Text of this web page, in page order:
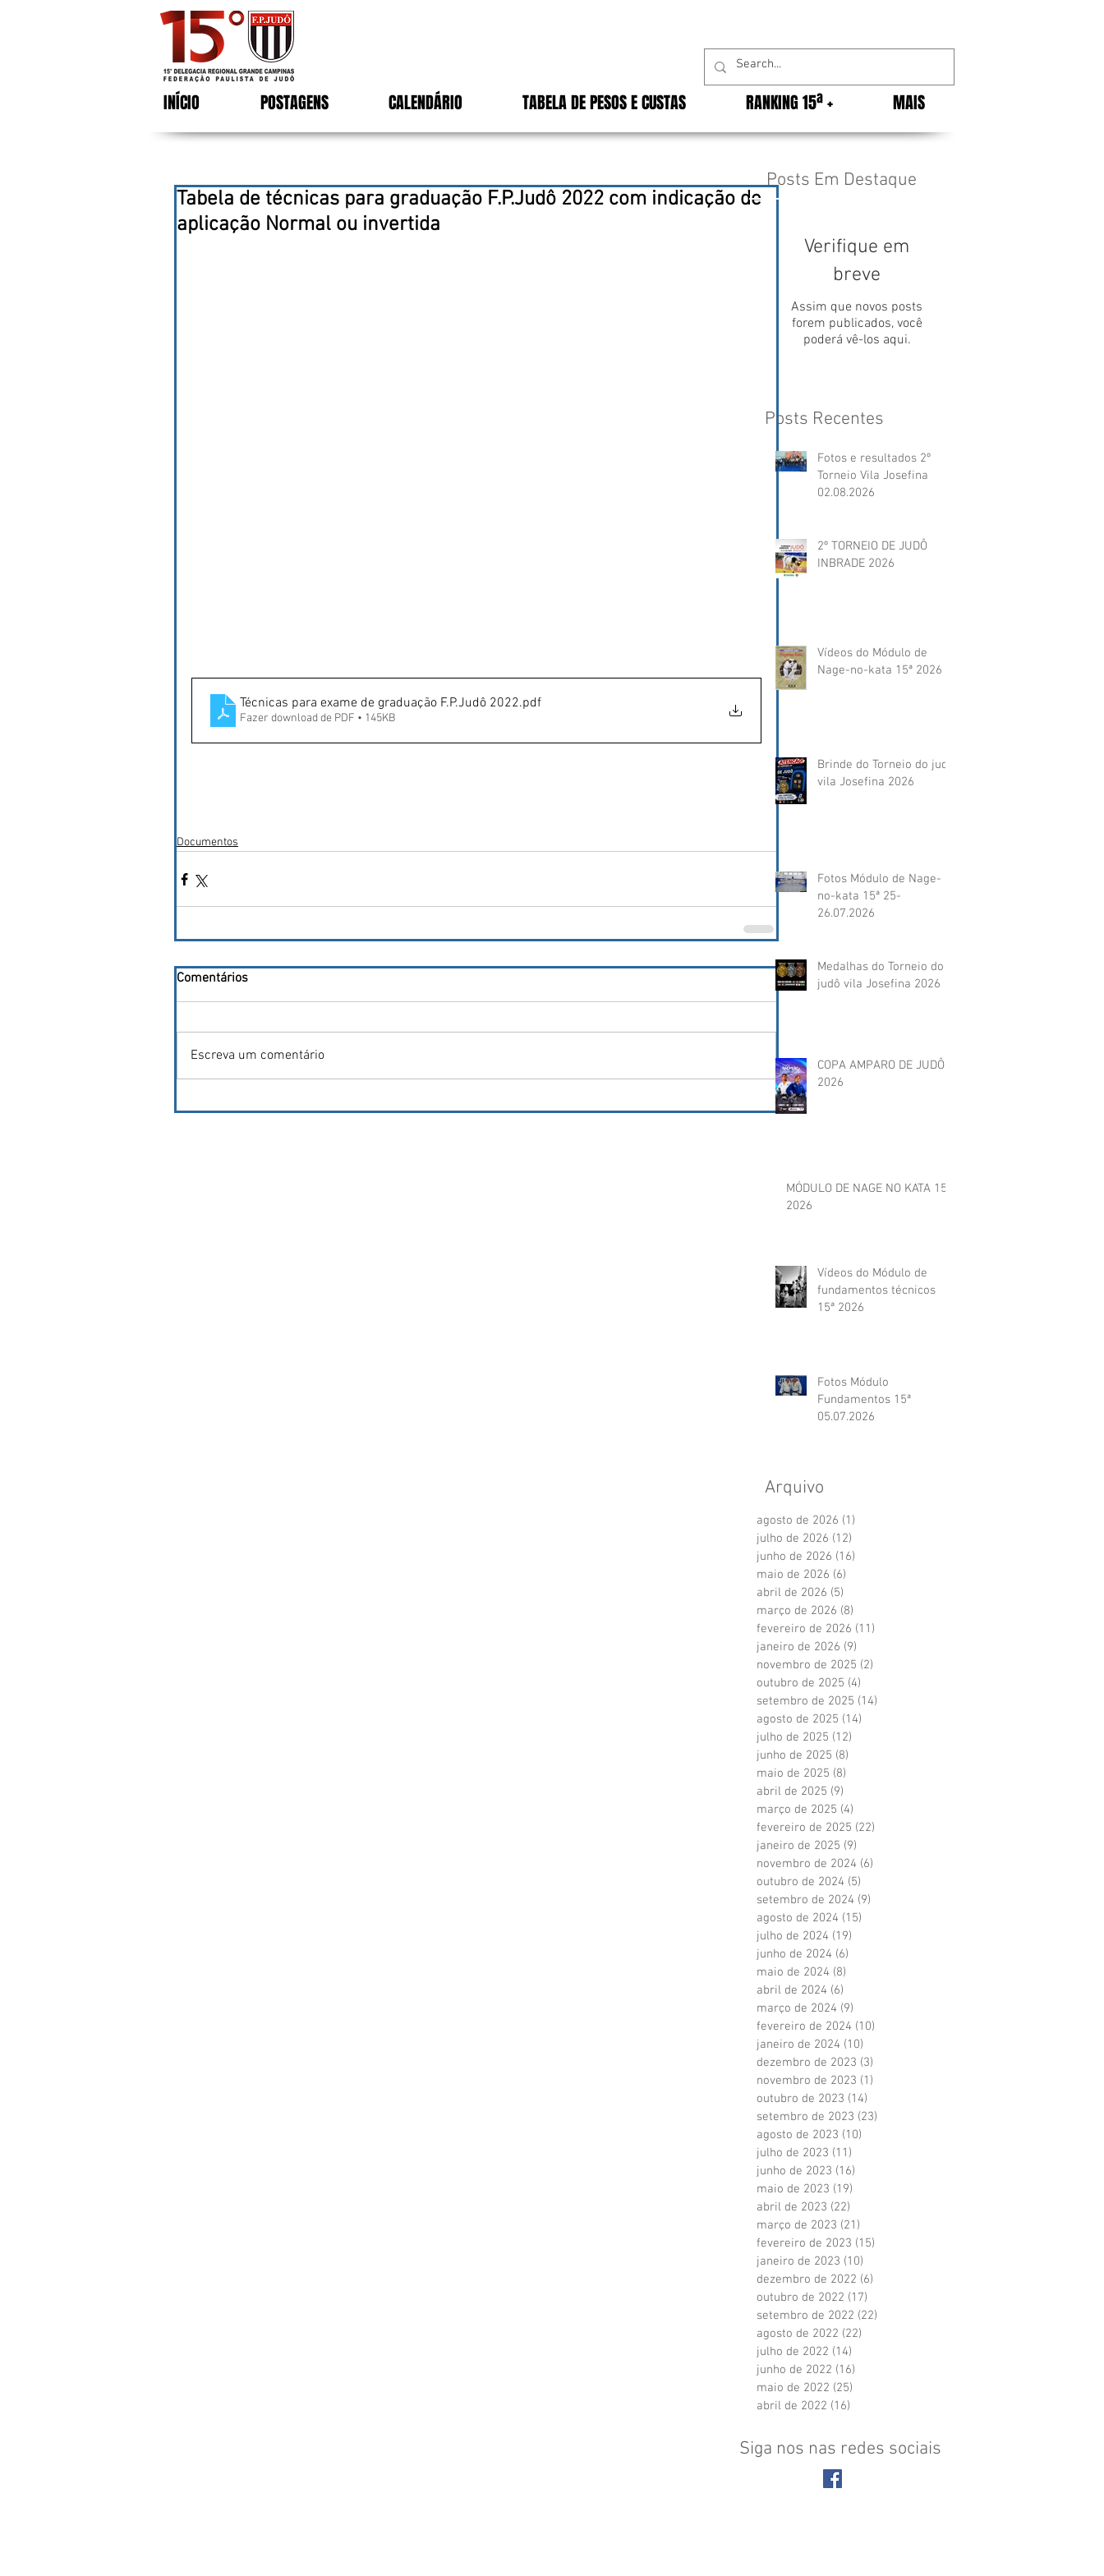
INÍCIO POSTAGENS CALENDÁRIO TABELA DE PESOS E CUSTAS RANKING 15ª + MAIS
Tabela de técnicas para graduação F.P.Judô 2022 com indicação de
aplicação Normal ou invertida
Técnicas para exame de graduação F.P.Judô 2022.pdf
Fazer download de PDF • 145KB
Documentos
Comentários
Escreva um comentário
Posts Em Destaque
Verifique em
breve
Assim que novos posts
forem publicados, você
poderá vê-los aqui.
Posts Recentes
Fotos e resultados 2º
Torneio Vila Josefina
02.08.2026
2º TORNEIO DE JUDÔ
INBRADE 2026
Vídeos do Módulo de
Nage-no-kata 15ª 2026
Brinde do Torneio do judô
vila Josefina 2026
Fotos Módulo de Nage-
no-kata 15ª 25-
26.07.2026
Medalhas do Torneio do
judô vila Josefina 2026
COPA AMPARO DE JUDÔ
2026
MÓDULO DE NAGE NO KATA 15ª
2026
Vídeos do Módulo de
fundamentos técnicos
15ª 2026
Fotos Módulo
Fundamentos 15ª
05.07.2026
Arquivo
agosto de 2026 (1)
julho de 2026 (12)
junho de 2026 (16)
maio de 2026 (6)
abril de 2026 (5)
março de 2026 (8)
fevereiro de 2026 (11)
janeiro de 2026 (9)
novembro de 2025 (2)
outubro de 2025 (4)
setembro de 2025 (14)
agosto de 2025 (14)
julho de 2025 (12)
junho de 2025 (8)
maio de 2025 (8)
abril de 2025 (9)
março de 2025 (4)
fevereiro de 2025 (22)
janeiro de 2025 (9)
novembro de 2024 (6)
outubro de 2024 (5)
setembro de 2024 (9)
agosto de 2024 (15)
julho de 2024 (19)
junho de 2024 (6)
maio de 2024 (8)
abril de 2024 (6)
março de 2024 (9)
fevereiro de 2024 (10)
janeiro de 2024 (10)
dezembro de 2023 (3)
novembro de 2023 (1)
outubro de 2023 (14)
setembro de 2023 (23)
agosto de 2023 (10)
julho de 2023 (11)
junho de 2023 (16)
maio de 2023 (19)
abril de 2023 (22)
março de 2023 (21)
fevereiro de 2023 (15)
janeiro de 2023 (10)
dezembro de 2022 (6)
outubro de 2022 (17)
setembro de 2022 (22)
agosto de 2022 (22)
julho de 2022 (14)
junho de 2022 (16)
maio de 2022 (25)
abril de 2022 (16)
Siga nos nas redes sociais